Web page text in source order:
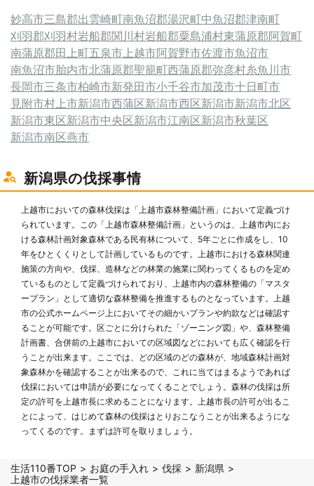
妙高市三島郡出雲崎町南魚沼郡湯沢町中魚沼郡津南町
刈羽郡刈羽村岩船郡関川村岩船郡粟島浦村東蒲原郡阿賀町
南蒲原郡田上町五泉市 上越市阿賀野市佐渡市魚沼市
南魚沼市胎内市北蒲原郡聖籠町西蒲原郡弥彦村糸魚川市
長岡市三条市柏崎市新発田市小千谷市加茂市十日町市
見附市村上市新潟市西蒲区新潟市西区新潟市新潟市北区
新潟市東区新潟市中央区新潟市江南区新潟市秋葉区
新潟市南区燕市
新潟県の伐採事情
上越市においての森林伐採は「上越市森林整備計画」において定義づけ
られています。この「上越市森林整備計画」というのは、上越市内にお
ける森林計画対象森林である民有林について、5年ごとに作成をし、10
年をひとくくりとして計画しているものです。上越市における森林関連
施策の方向や、伐採、造林などの林業の施業に関わってくるものを定め
ているものとして定義づけられており、上越市内の森林整備の「マスタ
ープラン」として適切な森林整備を推進するものとなっています。上越
市の公式ホームページ上においてその細かいプランや約款などは確認す
ることが可能です。区ごとに分けられた「ゾーニング図」や、森林整備
計画書、合併前の上越市においての区域図などにおいても広く確認を行
うことが出来ます。ここでは、どの区域のどの森林が、地域森林計画対
象森林かを確認することが出来るので、これに当てはまるようであれば
伐採においては申請が必要になってくることでしょう。森林の伐採は所
定の許可を上越市長に求めることになります。上越市長の許可が出るこ
とによって、はじめて森林の伐採はとりおこなうことが出来るようにな
ってくるのです。まずは許可を取りましょう。
生活110番TOP お庭の手入れ 伐採
新潟県
上越市の伐採業者一覧